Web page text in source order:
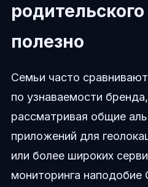
полезно
Семьи часто
по узнаваемости
рассматривая общие
приложений для
или более широких
мониторинга